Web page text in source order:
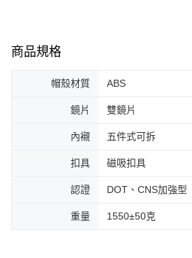
商品規格
帽殼材質 ABS
鏡片 雙鏡片
內襯 五件式可拆
扣具 磁吸扣具
認證 DOT、CNS加強型
重量 1550±50克